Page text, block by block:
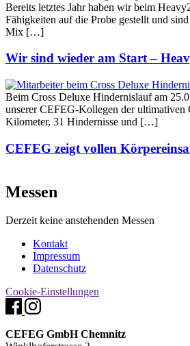
Bereits letztes Jahr haben wir beim
Fähigkeiten auf die Probe gestellt und
Mix […]
Wir sind wieder am Start –
Beim Cross Deluxe Hindernislauf am
unserer CEFEG-Kollegen der ultimativen
Kilometer, 31 Hindernisse und […]
CEFEG zeigt vollen
Messen
Derzeit keine anstehenden Messen
Kontakt
Impressum
Datenschutz
Cookie-Einstellungen
CEFEG GmbH Chemnitz